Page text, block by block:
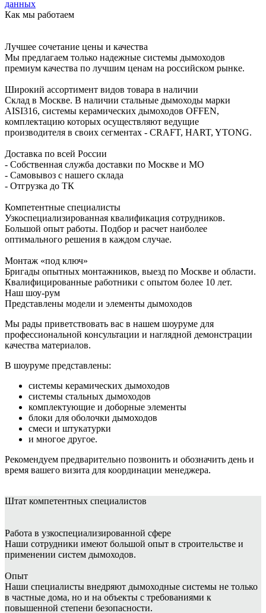
данных
Как мы работаем
Лучшее сочетание цены и качества
Мы предлагаем только надежные системы дымоходов
премиум качества по лучшим ценам на российском рынке.
Широкий ассортимент видов товара в наличии
Склад в Москве. В наличии стальные дымоходы марки
AISI316, системы керамических дымоходов OFFEN,
комплектацию которых осуществляют ведущие
производителя в своих сегментах - CRAFT, HART, YTONG.
Доставка по всей России
- Собственная служба доставки по Москве и МО
- Самовывоз с нашего склада
- Отгрузка до ТК
Компетентные специалисты
Узкоспециализированная квалификация сотрудников.
Большой опыт работы. Подбор и расчет наиболее
оптимального решения в каждом случае.
Монтаж «под ключ»
Бригады опытных монтажников, выезд по Москве и области.
Квалифицированные работники с опытом более 10 лет.
Наш шоу-рум
Представлены модели и элементы дымоходов
Мы рады приветствовать вас в нашем шоуруме для
профессиональной консультации и наглядной демонстрации
качества материалов.
В шоуруме представлены:
системы керамических дымоходов
системы стальных дымоходов
комплектующие и доборные элементы
блоки для оболочки дымоходов
смеси и штукатурки
и многое другое.
Рекомендуем предварительно позвонить и обозначить день и
время вашего визита для координации менеджера.
Штат компетентных специалистов
Работа в узкоспециализированной сфере
Наши сотрудники имеют большой опыт в строительстве и
применении систем дымоходов.
Опыт
Наши специалисты внедряют дымоходные системы не только
в частные дома, но и на объекты с требованиями к
повышенной степени безопасности.